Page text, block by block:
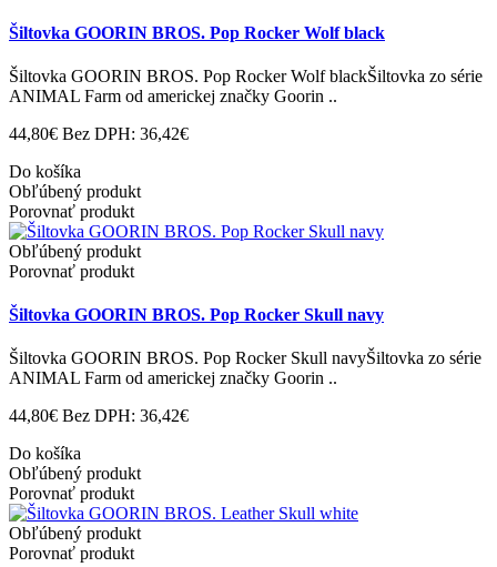
Šiltovka GOORIN BROS. Pop Rocker Wolf black
Šiltovka GOORIN BROS. Pop Rocker Wolf blackŠiltovka zo série
ANIMAL Farm od americkej značky Goorin ..
44,80€ Bez DPH: 36,42€
Do košíka
Obľúbený produkt
Porovnať produkt
Obľúbený produkt
Porovnať produkt
Šiltovka GOORIN BROS. Pop Rocker Skull navy
Šiltovka GOORIN BROS. Pop Rocker Skull navyŠiltovka zo série
ANIMAL Farm od americkej značky Goorin ..
44,80€ Bez DPH: 36,42€
Do košíka
Obľúbený produkt
Porovnať produkt
Obľúbený produkt
Porovnať produkt